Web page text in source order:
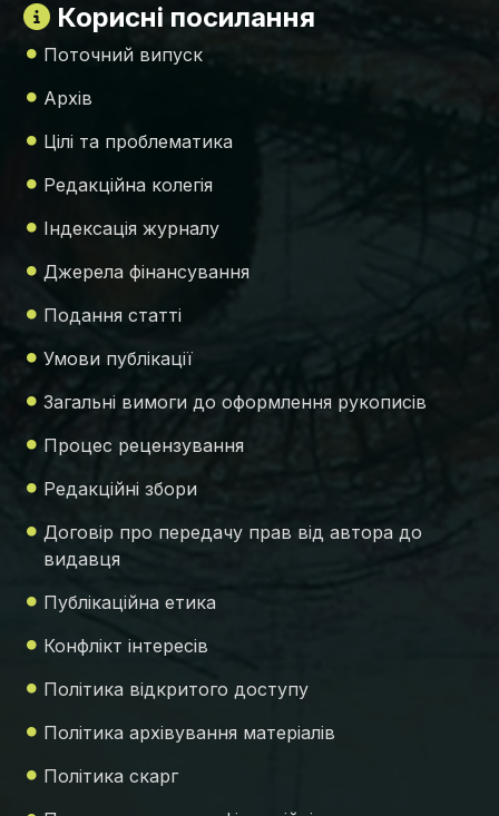
Корисні посилання
Поточний випуск
Архів
Цілі та проблематика
Редакційна колегія
Індексація журналу
Джерела фінансування
Подання статті
Умови публікації
Загальні вимоги до оформлення рукописів
Процес рецензування
Редакційні збори
Договір про передачу прав від автора до
видавця
Публікаційна етика
Конфлікт інтересів
Політика відкритого доступу
Політика архівування матеріалів
Політика скарг